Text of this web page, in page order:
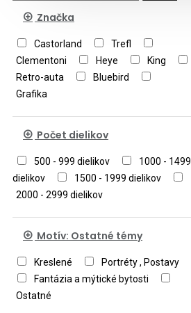
Značka
Castorland
Trefl
Clementoni
Heye
King
Retro-auta
Bluebird
Grafika
Počet dielikov
500 - 999 dielikov
1000 - 1499
dielikov
1500 - 1999 dielikov
2000 - 2999 dielikov
Motív: Ostatné témy
Kreslené
Portréty , Postavy
Fantázia a mýtické bytosti
Ostatné